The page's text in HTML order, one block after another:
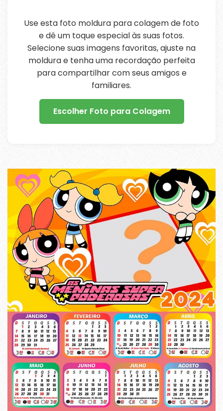
Use esta foto moldura para colagem de foto
e dê um toque especial às suas fotos.
Selecione suas imagens favoritas, ajuste na
moldura e tenha uma recordação perfeita
para compartilhar com seus amigos e
familiares.
Escolher Foto para Colagem